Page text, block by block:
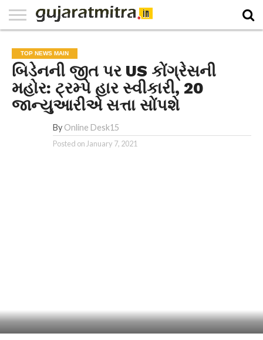
PAPER
NATIONAL
WORLD
BUSINESS
SPORTS
GUJARAT
OPINION
MORE
TOP NEWS MAIN
બિડેનની જીત પર US કોંગ્રેસની
મહોર: ટ્રમ્પે હાર સ્વીકારી, 20
જાન્યુઆરીએ સત્તા સોંપશે
By Online Desk15
Posted on January 7, 2021